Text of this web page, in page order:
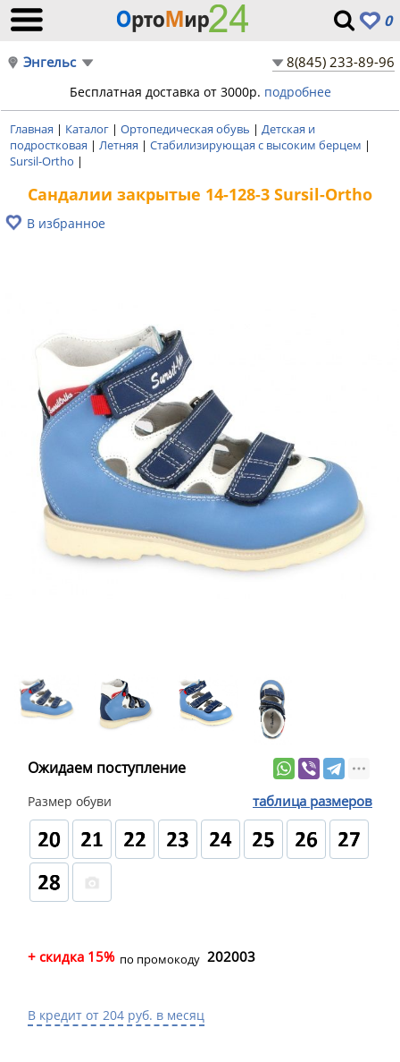
0
Энгельс 8(845) 233-89-96
Бесплатная доставка от 3000р. подробнее
Главная | Каталог | Ортопедическая обувь | Детская и
подростковая | Летняя | Стабилизирующая с высоким берцем |
Sursil-Ortho |
Сандалии закрытые 14-128-3 Sursil-Ortho
В избранное
Ожидаем поступление
Размер обуви таблица размеров
+ скидка 15% по промокоду 202003
В кредит от 204 руб. в месяц